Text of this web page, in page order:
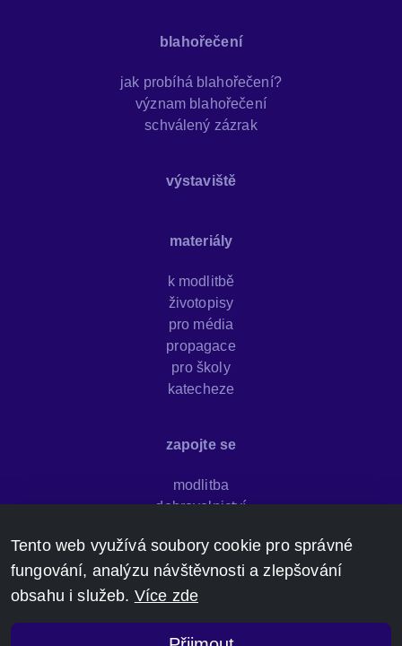
blahořečení
jak probíhá blahořečení?
význam blahořečení
schválený zázrak
výstaviště
materiály
k modlitbě
životopisy
pro média
propagace
pro školy
katecheze
zapojte se
modlitba
dobrovolnictví
sdílejte svědectví
darujte
kontakt
GDPR
Tento web využívá soubory cookie pro správné
fungování, analýzu návštěvnosti a zlepšování
obsahu i služeb. Více zde